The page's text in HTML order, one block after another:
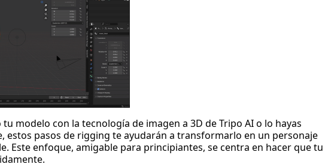
tu modelo con la tecnología de imagen a 3D de Tripo AI o lo hayas
estos pasos de rigging te ayudarán a transformarlo en un personaje
Este enfoque, amigable para principiantes, se centra en hacer que tu